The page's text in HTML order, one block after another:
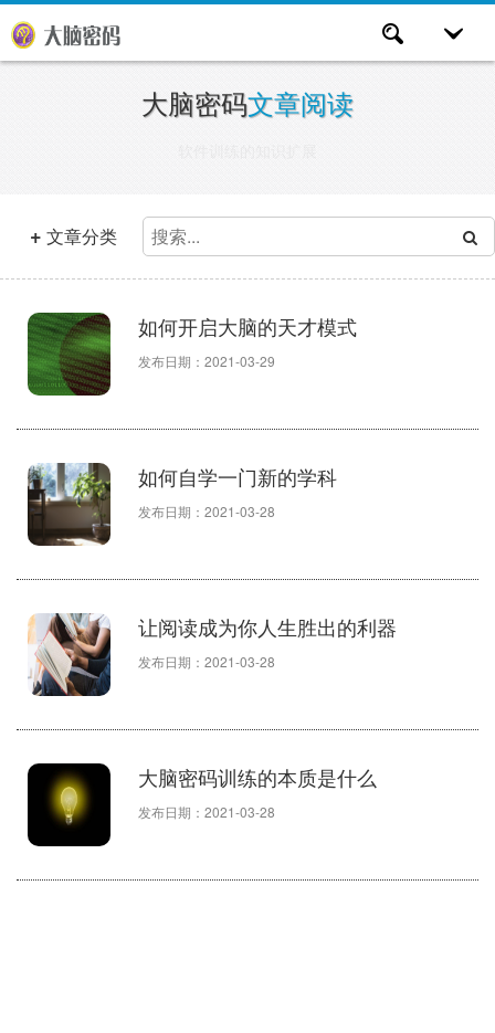
大脑密码文章阅读
软件训练的知识扩展
+ 文章分类
如何开启大脑的天才模式
发布日期：2021-03-29
如何自学一门新的学科
发布日期：2021-03-28
让阅读成为你人生胜出的利器
发布日期：2021-03-28
大脑密码训练的本质是什么
发布日期：2021-03-28